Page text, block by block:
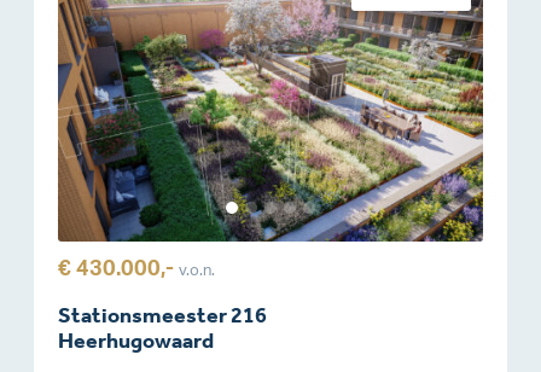
€ 430.000,- v.o.n.
Stationsmeester 216
Heerhugowaard